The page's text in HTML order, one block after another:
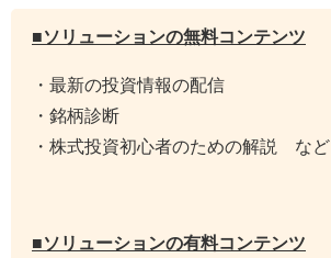
■ソリューションの無料コンテンツ
・最新の投資情報の配信
・銘柄診断
・株式投資初心者のための解説 など
■ソリューションの有料コンテンツ